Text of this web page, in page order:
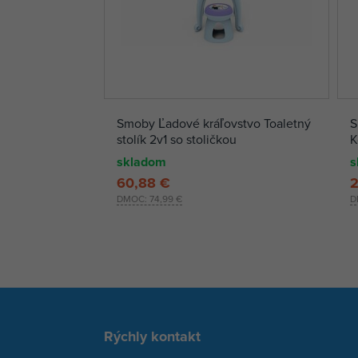
Smoby Ľadové kráľovstvo Toaletný
stolík 2v1 so stoličkou
skladom
DMOC: 74,99 €
60,88 €
Rýchly kontakt